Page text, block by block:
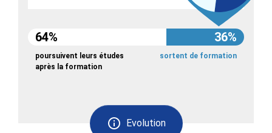
Evolution
64% 36%
poursuivent leurs études
après la formation
sortent de formation